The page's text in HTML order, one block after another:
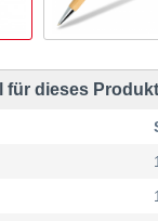
für dieses Produkt